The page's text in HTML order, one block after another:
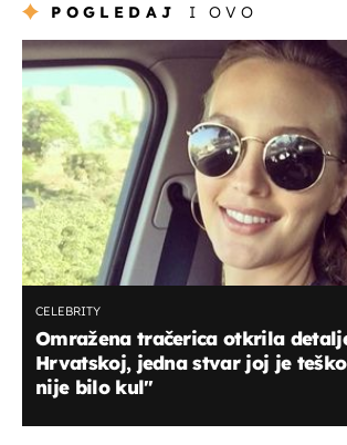
POGLEDAJ I OVO
CELEBRITY
Omražena tračerica otkrila
Hrvatskoj, jedna stvar joj je
nije bilo kul"